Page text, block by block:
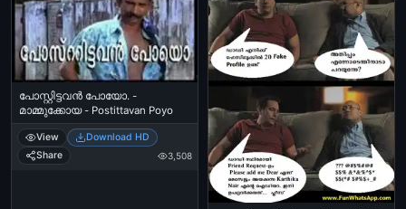
പോസ്റ്റിട്ടവന്‍ പോയോ. -
മാമ്മുക്കോയ - Postittavan Poyo
View
Download HD
Share
3,508